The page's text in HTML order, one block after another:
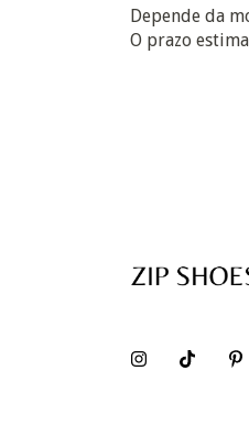
Depende da
O prazo